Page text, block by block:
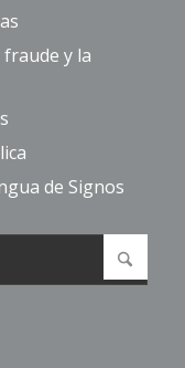
y la
de Signos